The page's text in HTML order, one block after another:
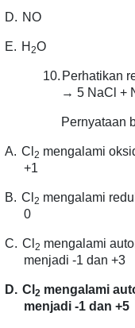
D. NO
E. H 2O
10. Perhatikan
→ 5 NaCl +
Pernyataan
A. Cl 2 mengalami
+1
B. Cl 2 mengalami
0
C. Cl 2 mengalami
menjadi -1 dan +3
D. Cl 2 mengalami
menjadi -1 dan +5